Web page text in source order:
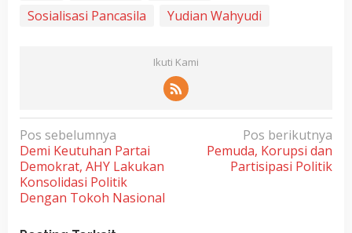
Sosialisasi Pancasila
Yudian Wahyudi
Ikuti Kami
N
a
v
i
Pos sebelumnya
Demi Keutuhan Partai
Demokrat, AHY Lakukan
Konsolidasi Politik
Dengan Tokoh Nasional
Pos berikutnya
Pemuda, Korupsi dan
Partisipasi Politik